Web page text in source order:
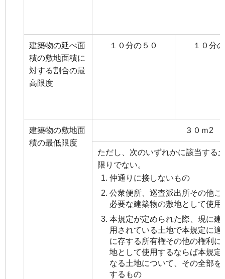
建築物の延べ面
積の敷地面積に
対する割合の最
高限度
１０分の５０ １０分
建築物の敷地面
積の最低限度
３０ｍ2
ただし、次のいずれかに該当する
限りでない。
仲通りに接しないもの
公衆便所、巡査派出所その他こ
必要な建築物の敷地として使用
本規定が定められた際、現に建
用されている土地で本規定に
に存する所有権その他の権利
地として使用するならば本規定
なる土地について、その全部
するもの